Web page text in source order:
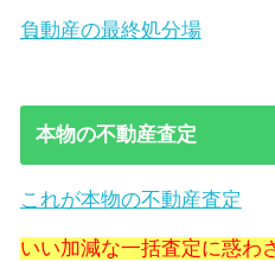
負動産の最終処分場
本物の不動産査定
これが本物の不動産査定
いい加減な一括査定に惑わ